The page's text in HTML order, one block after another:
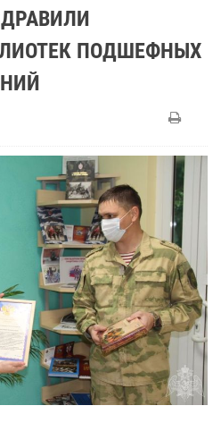
ПОДШЕФНЫХ